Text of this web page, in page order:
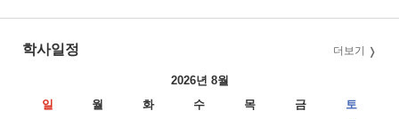
학사일정 더보기
2026년 8월
일
월 화 수 목 금
토